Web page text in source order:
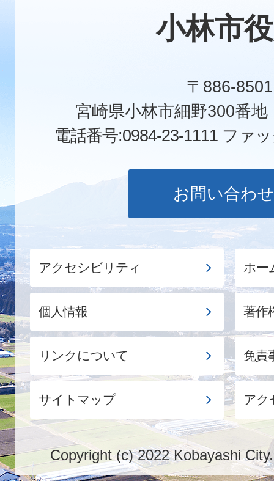
小林市
〒886-8501
宮崎県小林市細野300番
電話番号:0984-23-1111 ファ
お問い合わせ
アクセシビリティ ホー
個人情報 著作
リンクについて 免責
サイトマップ アク
Copyright (c) 2022 Kobayashi